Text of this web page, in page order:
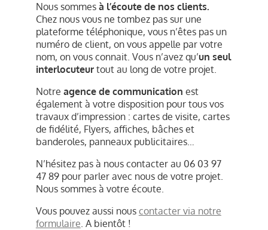
Nous sommes à l’écoute de nos clients.
Chez nous vous ne tombez pas sur une
plateforme téléphonique, vous n’êtes pas un
numéro de client, on vous appelle par votre
nom, on vous connait. Vous n’avez qu’un seul
interlocuteurtout au long de votre projet.
Notre agence de communication est
également à votre disposition pour tous vos
travaux d’impression : cartes de visite, cartes
de fidélité, Flyers, affiches, bâches et
banderoles, panneaux publicitaires…
N’hésitez pas à nous contacter au 06 03 97
47 89 pour parler avec nous de votre projet.
Nous sommes à votre écoute.
Vous pouvez aussi nous contacter via notre
formulaire. A bientôt !